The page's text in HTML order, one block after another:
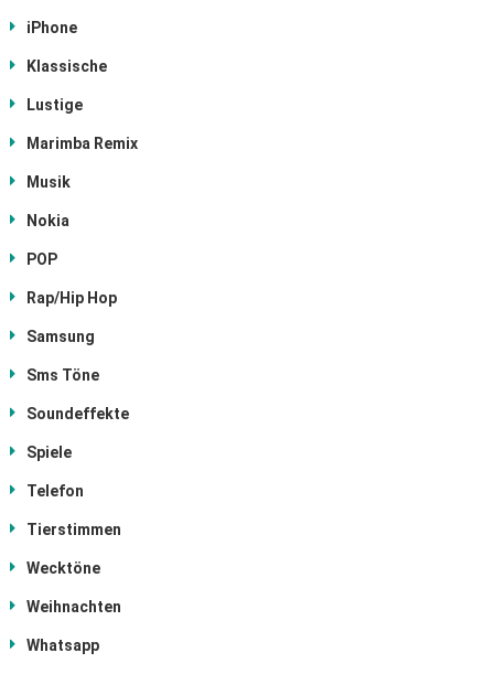
iPhone
Klassische
Lustige
Marimba Remix
Musik
Nokia
POP
Rap/Hip Hop
Samsung
Sms Töne
Soundeffekte
Spiele
Telefon
Tierstimmen
Wecktöne
Weihnachten
Whatsapp